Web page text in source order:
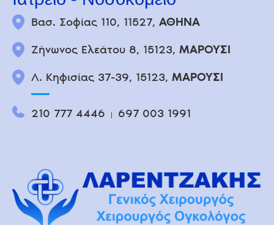
Βασ. Σοφίας 110, 11527,ΑΘΗΝΑ
Ζήνωνος Ελεάτου 8, 15123,ΜΑΡΟΥΣΙ
Λ. Κηφισίας 37-39, 15123,ΜΑΡΟΥΣΙ
210 777 4446 | 697 003 1991